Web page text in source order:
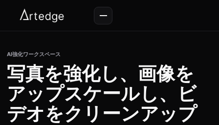
AI強化ワークスペース
写真を強化し、画像を
アップスケールし、ビ
デオをクリーンアップ